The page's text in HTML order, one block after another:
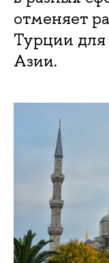
отменяет
Турции для
Азии.